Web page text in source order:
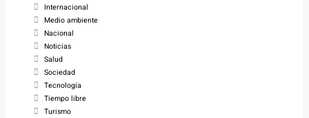
Internacional
Medio ambiente
Nacional
Noticias
Salud
Sociedad
Tecnología
Tiempo libre
Turismo